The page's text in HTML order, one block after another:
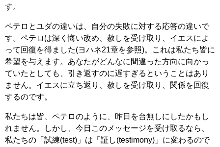
す。
ペテロとユダの違いは、自分の失敗に対する応答の違いで
す。ペテロは深く悔い改め、赦しを受け取り、イエスによ
って回復を得ました(ヨハネ21章を参照)。これは私たち皆に
希望を与えます。あなたがどんなに間違った方向に向かっ
ていたとしても、引き返すのに遅すぎるということはあり
ません。イエスに立ち返り、赦しを受け取り、関係を回復
するのです。
私たちは皆、ペテロのように、昨日を台無しにしたかもし
れません。しかし、今日このメッセージを受け取るなら、
私たちの「試練(test)」は「証し(testimony)」に変わるので